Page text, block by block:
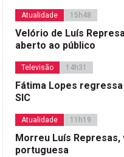
Atualidade 15h48
Velório de Luís
aberto ao público
Televisão 14h31
Fátima Lopes
SIC
Atualidade 11h19
Morreu Luís
portuguesa